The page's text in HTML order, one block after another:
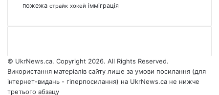
пожежа страйк хокей імміграція
© UkrNews.ca. Copyright 2026. All Rights Reserved.
Використання матеріалів сайту лише за умови посилання (для
інтернет-видань - гіперпосилання) на UkrNews.ca не нижче
третього абзацу